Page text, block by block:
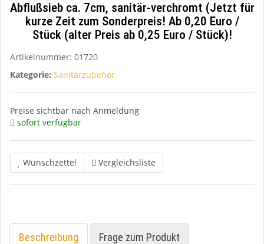
Abflußsieb ca. 7cm, sanitär-verchromt (Jetzt für
kurze Zeit zum Sonderpreis! Ab 0,20 Euro /
Stück (alter Preis ab 0,25 Euro / Stück)!
Artikelnummer: 01720
Kategorie: Sanitärzubehör
Preise sichtbar nach Anmeldung
sofort verfügbar
Wunschzettel Vergleichsliste
Beschreibung Frage zum Produkt